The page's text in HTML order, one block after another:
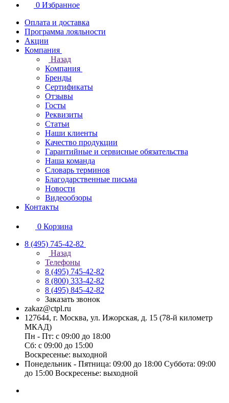
0 Избранное
Оплата и доставка
Программа лояльности
Акции
Компания
Назад
Компания
Бренды
Сертификаты
Отзывы
Госты
Реквизиты
Статьи
Наши клиенты
Качество продукции
Гарантийные и сервисные обязательства
Наша команда
Словарь терминов
Благодарственные письма
Новости
Видеообзоры
Контакты
0 Корзина
8 (495) 745-42-82
Назад
Телефоны
8 (495) 745-42-82
8 (800) 333-42-82
8 (495) 845-42-82
Заказать звонок
zakaz@ctpl.ru
127644, г. Москва, ул. Ижорская, д. 15 (78-й километр
МКАД)
Пн - Пт: с 09:00 до 18:00
Сб: с 09:00 до 15:00
Воскресенье: выходной
Понедельник - Пятница: 09:00 до 18:00 Суббота: 09:00
до 15:00 Воскресенье: выходной